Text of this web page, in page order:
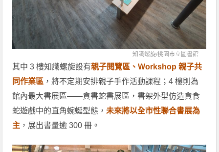
知識螺旋/桃園市立圖書館
其中 3 樓知識螺旋設有親子閱覽區、Workshop 親子共
同作業區 ，將不定期安排親子手作活動課程；4 樓則為
館內最大書展區——貪書蛇書展區，書架外型仿造貪食
蛇遊戲中的直角蜿蜒型態， 未來將以全市性聯合書展為
主 ，展出書量逾 300 冊。